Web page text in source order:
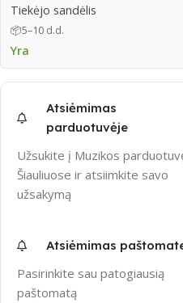
Tiekėjo sandėlis
📦5–10 d.d.
Yra
Atsiėmimas
parduotuvėje
Užsukite į Muzikos
Šiauliuose ir atsiimkite savo
užsakymą
Atsiėmimas
Pasirinkite sau patogiausią
paštomatą